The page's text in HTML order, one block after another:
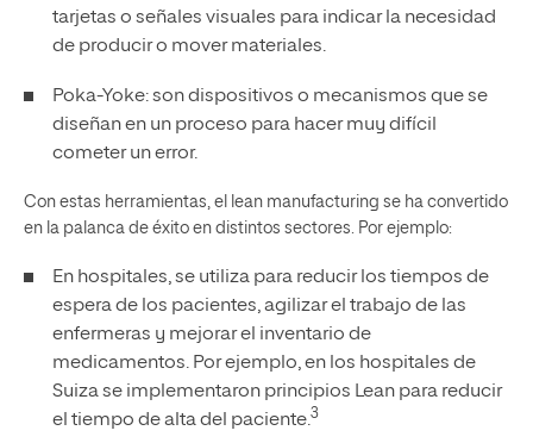
tarjetas o señales visuales para indicar la necesidad
de producir o mover materiales.
Poka-Yoke: son dispositivos o mecanismos que se
diseñan en un proceso para hacer muy difícil
cometer un error.
Con estas herramientas, el lean manufacturing se ha convertido
en la palanca de éxito en distintos sectores. Por ejemplo:
En hospitales, se utiliza para reducir los tiempos de
espera de los pacientes, agilizar el trabajo de las
enfermeras y mejorar el inventario de
medicamentos. Por ejemplo, en los hospitales de
Suiza se implementaron principios Lean para reducir
el tiempo de alta del paciente.3